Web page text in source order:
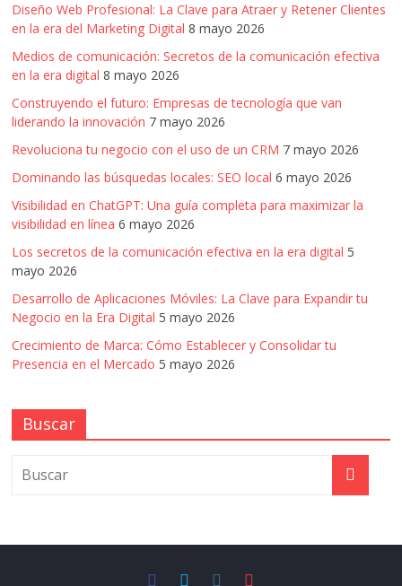
Diseño Web Profesional: La Clave para Atraer y Retener Clientes
en la era del Marketing Digital 8 mayo 2026
Medios de comunicación: Secretos de la comunicación efectiva
en la era digital 8 mayo 2026
Construyendo el futuro: Empresas de tecnología que van
liderando la innovación 7 mayo 2026
Revoluciona tu negocio con el uso de un CRM 7 mayo 2026
Dominando las búsquedas locales: SEO local 6 mayo 2026
Visibilidad en ChatGPT: Una guía completa para maximizar la
visibilidad en línea 6 mayo 2026
Los secretos de la comunicación efectiva en la era digital 5
mayo 2026
Desarrollo de Aplicaciones Móviles: La Clave para Expandir tu
Negocio en la Era Digital 5 mayo 2026
Crecimiento de Marca: Cómo Establecer y Consolidar tu
Presencia en el Mercado 5 mayo 2026
Buscar